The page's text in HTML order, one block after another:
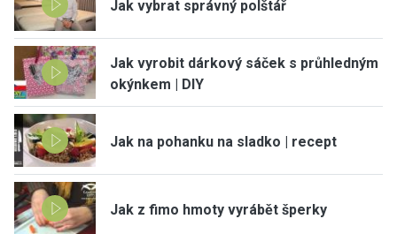
Jak vybrat správný polštář
Jak vyrobit dárkový sáček s průhledným
okýnkem | DIY
Jak na pohanku na sladko | recept
Jak z fimo hmoty vyrábět šperky